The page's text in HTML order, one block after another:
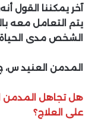
آخر يمكننا القول
يتم التعامل معه
الشخص مدى
المدمن العنيد س،
هل تجاهل المدمن
على العلاج؟